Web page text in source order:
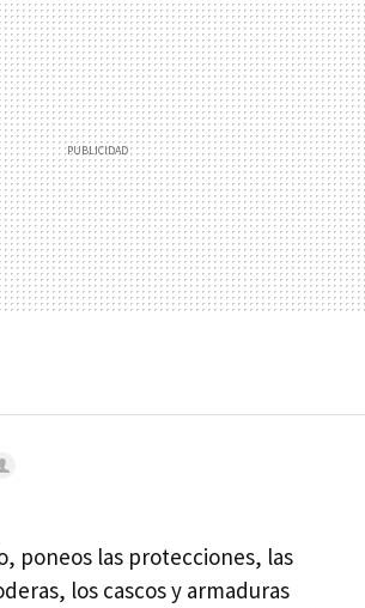
poneos las protecciones, las
los cascos y armaduras